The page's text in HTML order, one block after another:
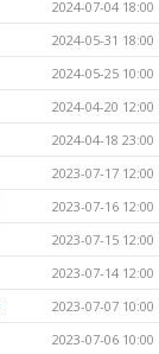
2024-07-04 18:00
2024-05-31 18:00
2024-05-25 10:00
2024-04-20 12:00
2024-04-18 23:00
2023-07-17 12:00
2023-07-16 12:00
2023-07-15 12:00
2023-07-14 12:00
2023-07-07 10:00
2023-07-06 10:00